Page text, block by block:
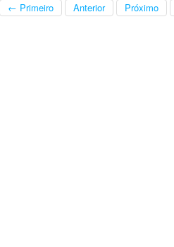
← Primeiro Anterior Próximo